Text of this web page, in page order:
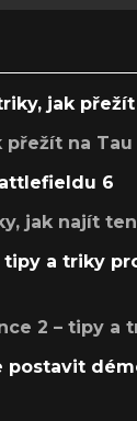
jak
přežít na Tau
6
jak najít
tipy a triky
2 – tipy a
postavit